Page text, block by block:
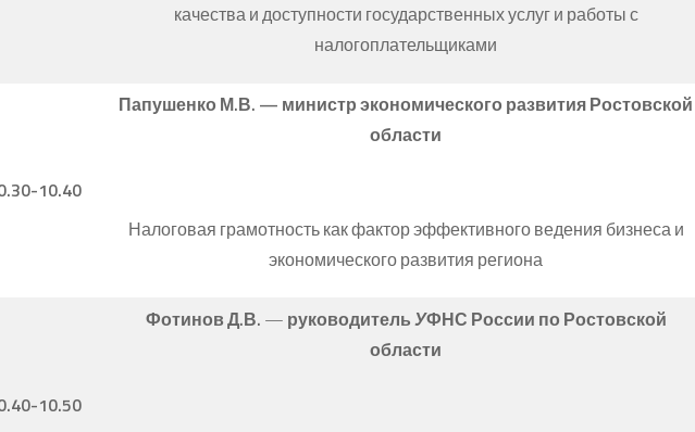
качества и доступности государственных услуг и работы с
налогоплательщиками
10.40
Папушенко М.В. — министр экономического развития Ростовской
области
Налоговая грамотность как фактор эффективного ведения бизнеса и
экономического развития региона
10.50
Фотинов Д.В. — руководительУФНС России по Ростовской
области